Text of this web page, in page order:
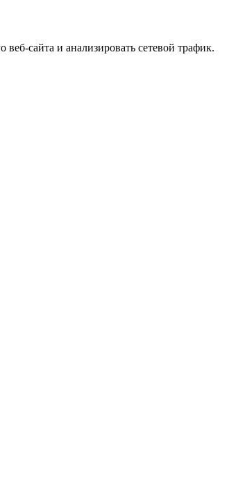
сайта и анализировать сетевой трафик.